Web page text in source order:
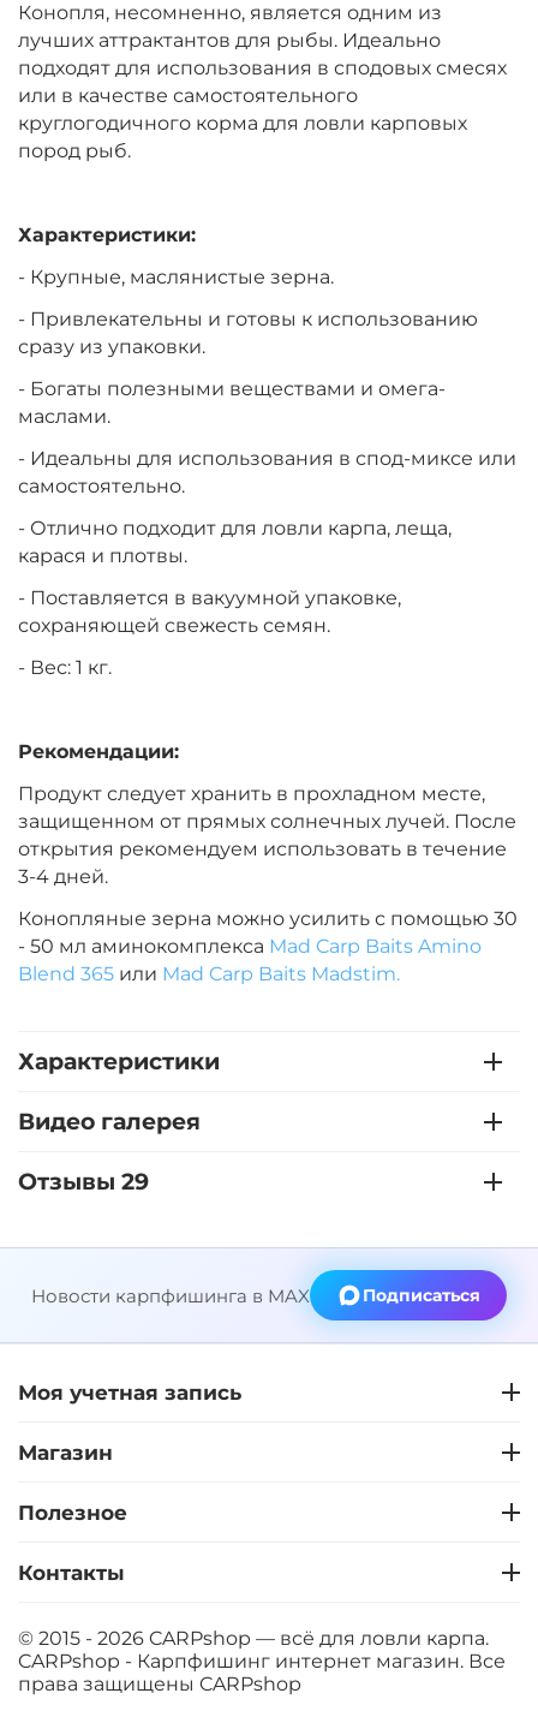
Тип зерновых: Конопля с Чили
‍599‍ ₽‍730‍ ₽ +
−
‍299‍ ₽‍365‍₽
Тип зерновых:
‍1 199‍ ₽‍1 462‍₽ +
−
Тип зерновых: Дробленый тигровый орех
‍1 199‍ ₽ ‍1 462‍₽
Конопля, несомненно, является одним из
лучших аттрактантов для рыбы. Идеально
подходят для использования в сподовых смесях
или в качестве самостоятельного
круглогодичного корма для ловли карповых
пород рыб.
Характеристики:
- Крупные, маслянистые зерна.
- Привлекательны и готовы к использованию
сразу из упаковки.
- Богаты полезными веществами и омега-
маслами.
- Идеальны для использования в спод-миксе или
самостоятельно.
- Отлично подходит для ловли карпа, леща,
карася и плотвы.
- Поставляется в вакуумной упаковке,
сохраняющей свежесть семян.
- Вес: 1 кг.
Рекомендации:
Продукт следует хранить в прохладном месте,
защищенном от прямых солнечных лучей. После
открытия рекомендуем использовать в течение
3-4 дней.
Конопляные зерна можно усилить с помощью 30
- 50 мл аминокомплекса Mad Carp Baits Amino
Blend 365 или Mad Carp Baits Madstim.
Характеристики
Видео галерея
Отзывы 29
Новости карпфишинга в MAX Подписаться
Моя учетная запись
Магазин
Полезное
Контакты
© 2015 - 2026 CARPshop — всё для ловли карпа.
CARPshop - Карпфишинг интернет магазин. Все
права защищены CARPshop